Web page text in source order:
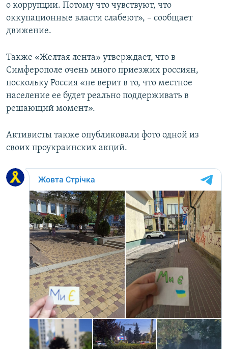
о коррупции. Потому что чувствуют, что
оккупационные власти слабеют», – сообщает
движение.
Также «Желтая лента» утверждает, что в
Симферополе очень много приезжих россиян,
поскольку Россия «не верит в то, что местное
население ее будет реально поддерживать в
решающий момент».
Активисты также опубликовали фото одной из
своих проукраинских акций.